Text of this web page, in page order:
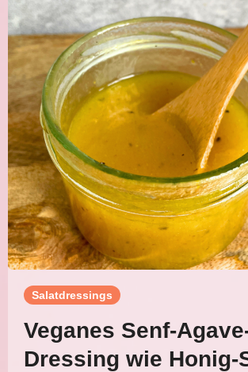
Salatdressings
Veganes Senf-
Dressing wie Honig-